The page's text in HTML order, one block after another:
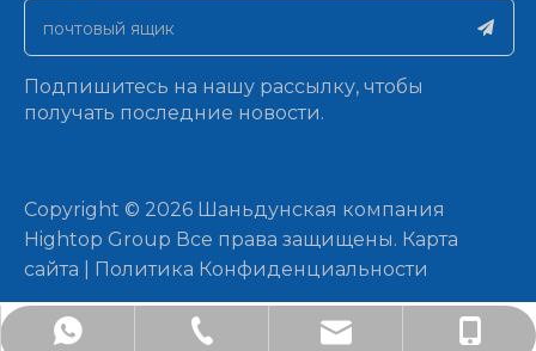
Подпишитесь на нашу рассылку, чтобы
получать последние новости.
​Copyright © 2026 Шаньдунская компания
Hightop Group Все права защищены.​​​​​​​ Карта
сайта
Политика Конфиденциальности
+8618162052962
181 6205 2962
artist@sdchinamachine.com
+86-181-6205-2962